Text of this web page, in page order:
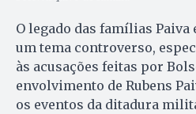
O legado das famílias Paiva
um tema controverso,
às acusações feitas por
envolvimento de Rubens
os eventos da ditadura